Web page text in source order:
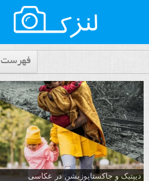
فهرست
دیپتیک و جاکستا‌پوزیشن در عکاسی